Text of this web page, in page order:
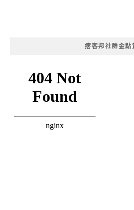
痞客邦社群金點